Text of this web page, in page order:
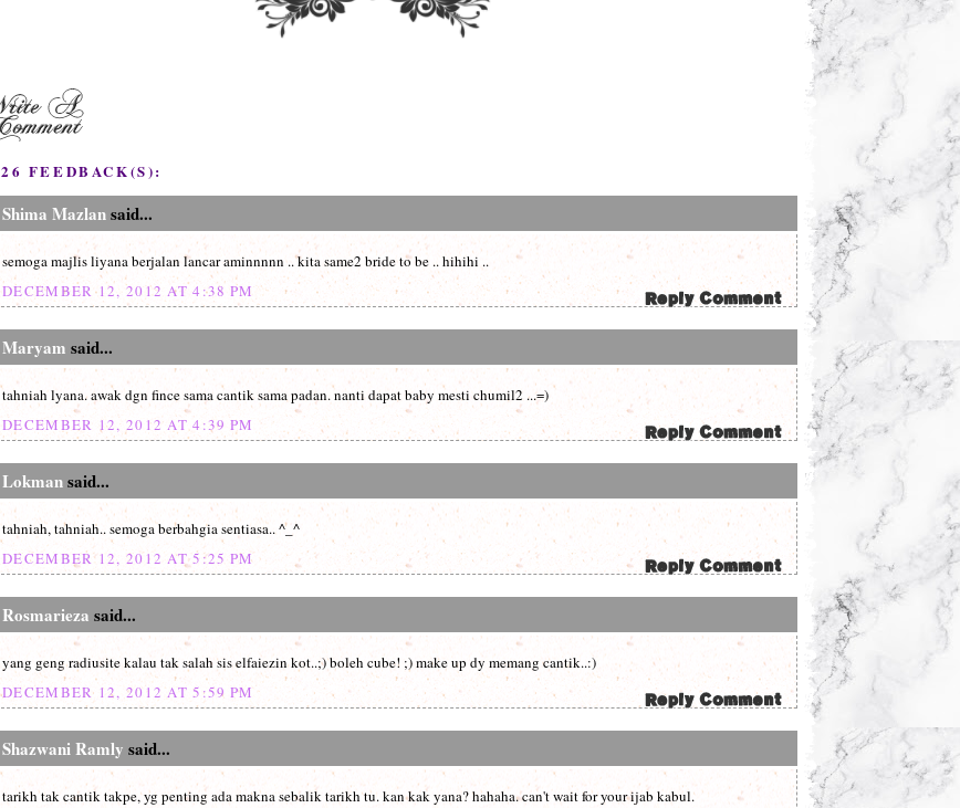
26 FEEDBACK(S):
Shima Mazlansaid...
semoga majlis liyana berjalan lancar aminnnnn .. kita same2 bride to be .. hihihi ..
DECEMBER 12, 2012 AT 4:38 PM
Maryam said...
tahniah lyana. awak dgn fince sama cantik sama padan. nanti dapat baby mesti chumil2 ...=)
DECEMBER 12, 2012 AT 4:39 PM
Lokmansaid...
tahniah, tahniah.. semoga berbahgia sentiasa.. ^_^
DECEMBER 12, 2012 AT 5:25 PM
Rosmarieza said...
yang geng radiusite kalau tak salah sis elfaiezin kot..;) boleh cube! ;) make up dy memang cantik..:)
DECEMBER 12, 2012 AT 5:59 PM
Shazwani Ramly said...
tarikh tak cantik takpe, yg penting ada makna sebalik tarikh tu. kan kak yana? hahaha. can't wait for your ijab kabul.